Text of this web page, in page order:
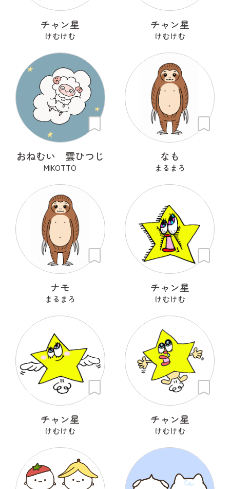
チャン星
けむけむ
チャン星
けむけむ
おねむい 雲ひつじ
MIKOTTO
なも
まるまろ
ナモ
まるまろ
チャン星
けむけむ
チャン星
けむけむ
チャン星
けむけむ